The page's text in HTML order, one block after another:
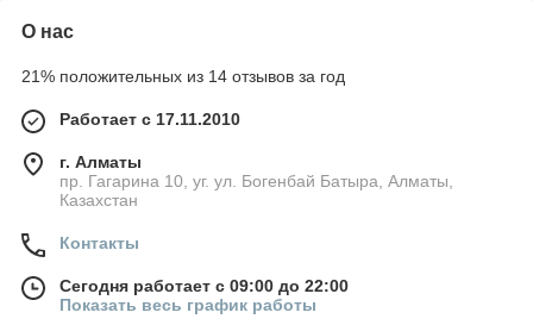
О нас
21% положительных из 14 отзывов за год
Работает с 17.11.2010
г. Алматы
пр. Гагарина 10, уг. ул. Богенбай Батыра, Алматы,
Казахстан
Контакты
Сегодня работает с 09:00 до 22:00
Показать весь график работы